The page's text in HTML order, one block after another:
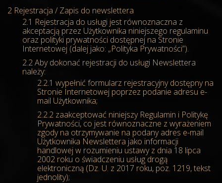
Rejestracja / Zapis do newslettera
Rejestracja do usługi jest równoznaczna z
akceptacją przez Użytkownika niniejszego regulaminu
oraz polityki prywatności dostępnej na Stronie
Internetowej (dalej jako: „Polityka Prywatności”).
Aby dokonać rejestracji do usługi Newslettera
należy:
wypełnić formularz rejestracyjny dostępny na
Stronie Internetowej poprzez podanie adresu e-
mail Użytkownika;
zaakceptować niniejszy Regulamin i Politykę
Prywatności, co jest równoznaczne z wyrażeniem
zgody na otrzymywanie na podany adres e-mail
Użytkownika Newslettera jako informacji
handlowej w rozumieniu ustawy z dnia 18 lipca
2002 roku o świadczeniu usług drogą
elektroniczną (Dz. U. z 2017 roku, poz. 1219, tekst
jednolity);